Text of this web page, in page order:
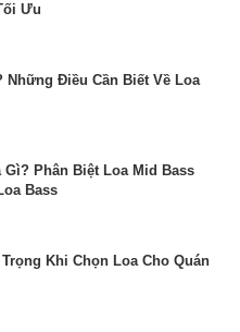
Ưu
Những Điều Cần Biết Về Loa
Gì? Phân Biệt Loa Mid Bass
Bass
Khi Chọn Loa Cho Quán